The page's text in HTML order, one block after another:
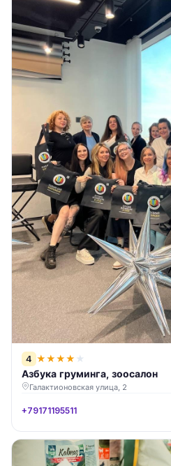
4 ★★★★ ★
Азбука груминга, зоосалон
Галактионовская улица, 2
+79171195511